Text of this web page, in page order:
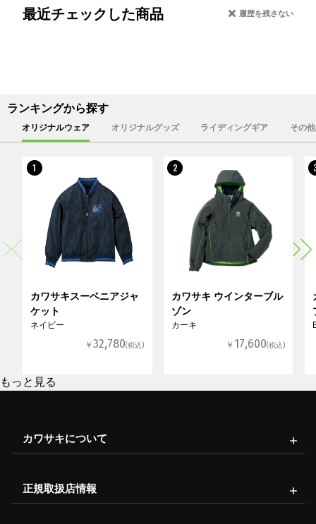
最近チェックした商品 履歴を残さない
ランキングから探す
オリジナルウェア オリジナルグッズ ライディングギア その
1
カワサキスーベニアジャ
ケット
ネイビー
￥32,780(税込)
2
カワサキ ウインターブル
ゾン
カーキ
￥ 17,600(税込)
もっと見る
カワサキについて
正規取扱店情報